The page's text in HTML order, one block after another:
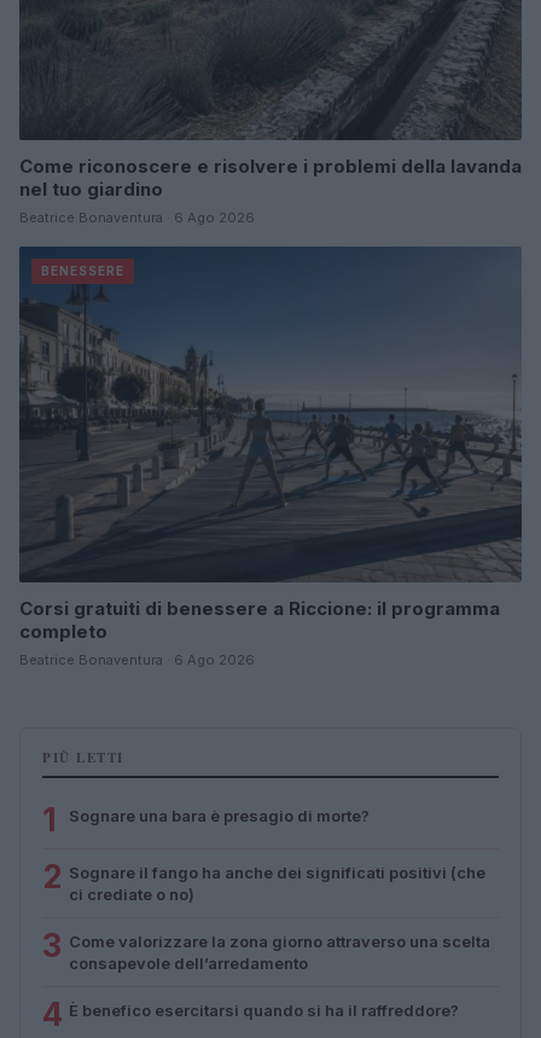
Come riconoscere e risolvere i problemi della lavanda
nel tuo giardino
Beatrice Bonaventura · 6 Ago 2026
BENESSERE
Corsi gratuiti di benessere a Riccione: il programma
completo
Beatrice Bonaventura · 6 Ago 2026
PIÙ LETTI
1 Sognare una bara è presagio di morte?
2 Sognare il fango ha anche dei significati positivi (che
ci crediate o no)
3 Come valorizzare la zona giorno attraverso una scelta
consapevole dell’arredamento
4 È benefico esercitarsi quando si ha il raffreddore?